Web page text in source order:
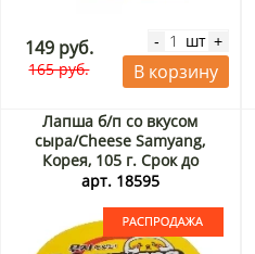
149 руб.
165 руб.
- шт +
В корзину
Лапша б/п со вкусом
сыра/Cheese Samyang,
Корея, 105 г. Срок до
29.09.2026. Распродажа
арт. 18595